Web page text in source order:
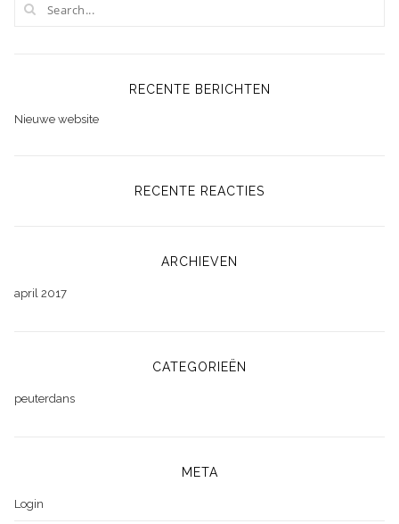
RECENTE BERICHTEN
Nieuwe website
RECENTE REACTIES
ARCHIEVEN
april 2017
CATEGORIEËN
peuterdans
META
Login